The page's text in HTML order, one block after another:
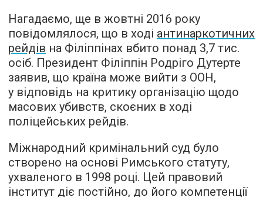
Нагадаємо, ще в жовтні 2016 року
повідомлялося, що в ході антинаркотичних
рейдів на Філіппінах вбито понад 3,7 тис.
осіб. Президент Філіппін Родріго Дутерте
заявив, що країна може вийти з ООН,
у відповідь на критику організацію щодо
масових убивств, скоєних в ході
поліцейських рейдів.
Міжнародний кримінальний суд було
створено на основі Римського статуту,
ухваленого в 1998 році. Цей правовий
інститут діє постійно, до його компетенції